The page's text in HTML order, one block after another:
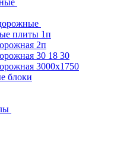
плиты 1п
2п
30 18 30
3000х1750
блоки